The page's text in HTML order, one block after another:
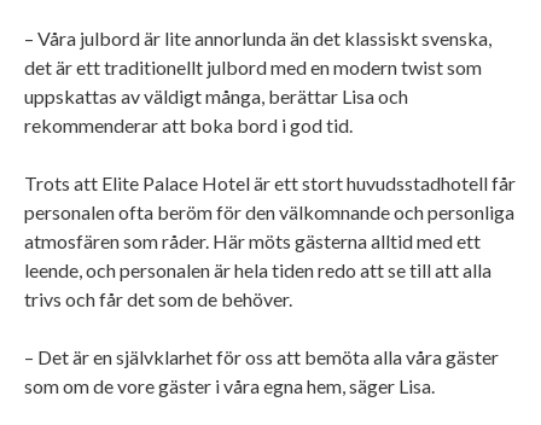
– Våra julbord är lite annorlunda än det klassiskt svenska,
det är ett traditionellt julbord med en modern twist som
uppskattas av väldigt många, berättar Lisa och
rekommenderar att boka bord i god tid.
Trots att Elite Palace Hotel är ett stort huvudsstadhotell får
personalen ofta beröm för den välkomnande och personliga
atmosfären som råder. Här möts gästerna alltid med ett
leende, och personalen är hela tiden redo att se till att alla
trivs och får det som de behöver.
– Det är en självklarhet för oss att bemöta alla våra gäster
som om de vore gäster i våra egna hem, säger Lisa.